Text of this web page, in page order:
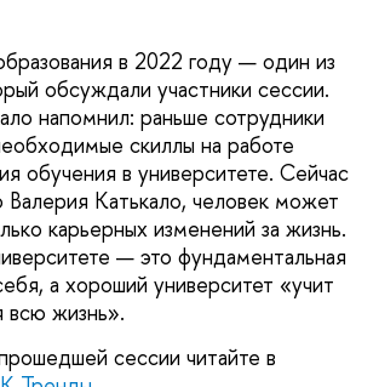
в 2022 году — один из
обсуждали участники сессии.
напомнил: раньше сотрудники
скиллы на работе
обучения в университете. Сейчас
Катькало, человек может
карьерных изменений за жизнь.
— это фундаментальная
а хороший университет «учит
всю жизнь».
сессии читайте в